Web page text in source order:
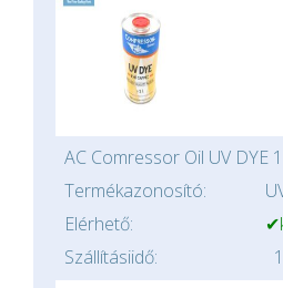
AC Comressor Oil UV DYE
Termékazonosító:
Elérhető:
Szállításiidő: